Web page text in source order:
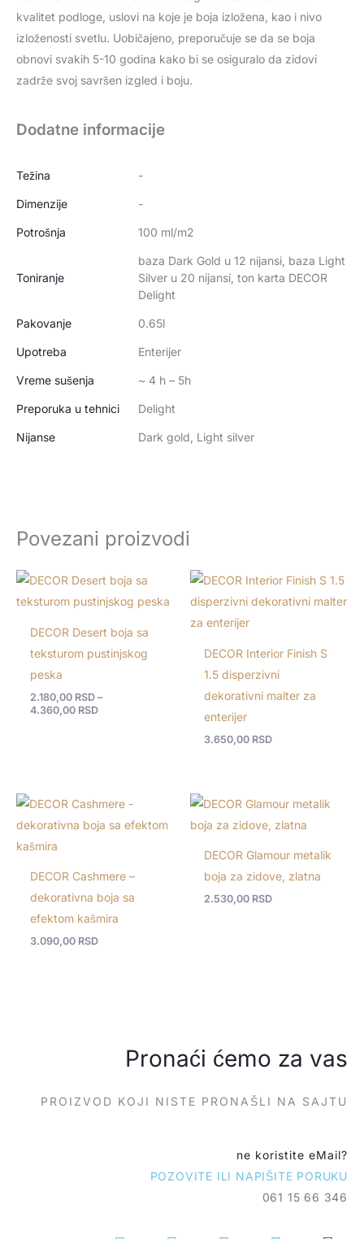
kvalitet podloge, uslovi na koje je boja izložena, kao i nivo
izloženosti svetlu. Uobičajeno, preporučuje se da se boja
obnovi svakih 5-10 godina kako bi se osiguralo da zidovi
zadrže svoj savršen izgled i boju.
Dodatne informacije
Težina -
Dimenzije -
Potrošnja 100 ml/m2
Toniranje
baza Dark Gold u 12 nijansi, baza Light
Silver u 20 nijansi, ton karta DECOR
Delight
Pakovanje 0.65l
Upotreba Enterijer
Vreme sušenja ~ 4 h – 5h
Preporuka u tehnici Delight
Nijanse Dark gold, Light silver
Povezani proizvodi
DECOR Desert boja sa
teksturom pustinjskog
peska
2.180,00 RSD –
4.360,00 RSD
Raspon
cena:
od
do
4.360,00 RSD
DECOR Interior Finish S
1.5 disperzivni
dekorativni malter za
enterijer
3.650,00 RSD
DECOR Cashmere –
dekorativna boja sa
efektom kašmira
3.090,00 RSD
DECOR Glamour metalik
boja za zidove, zlatna
2.530,00 RSD
Pronaći ćemo za vas
PROIZVOD KOJI NISTE PRONAŠLI NA SAJTU
ne koristite eMail?
POZOVITE ILI NAPIŠITE PORUKU
061 15 66 346
P
C
V
W
E